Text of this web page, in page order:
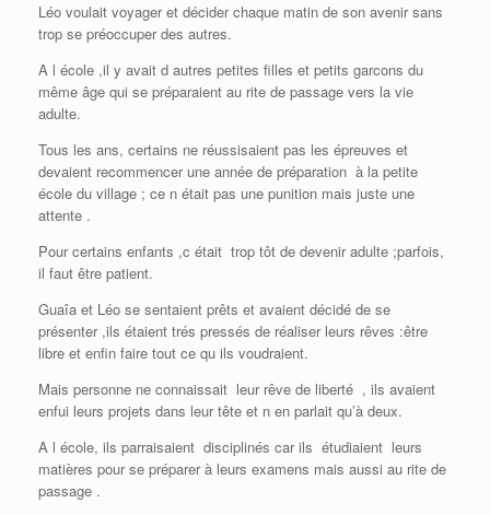
Léo voulait voyager et décider chaque matin de son avenir sans
trop se préoccuper des autres.
A l école ,il y avait d autres petites filles et petits garcons du
même âge qui se préparaient au rite de passage vers la vie
adulte.
Tous les ans, certains ne réussisaient pas les épreuves et
devaient recommencer une année de préparation à la petite
école du village ; ce n était pas une punition mais juste une
attente .
Pour certains enfants ,c était trop tôt de devenir adulte ;parfois,
il faut être patient.
Guaîa et Léo se sentaient prêts et avaient décidé de se
présenter ,ils étaient trés pressés de réaliser leurs rêves :être
libre et enfin faire tout ce qu ils voudraient.
Mais personne ne connaissait leur rêve de liberté , ils avaient
enfui leurs projets dans leur tête et n en parlait qu’à deux.
A l école, ils parraisaient disciplinés car ils étudiaient leurs
matières pour se préparer à leurs examens mais aussi au rite de
passage .